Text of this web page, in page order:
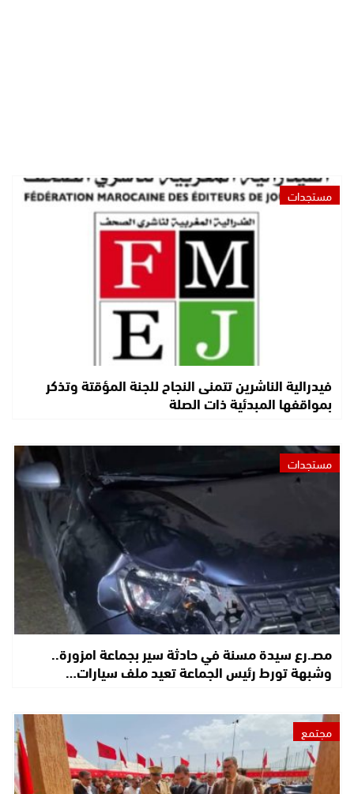
مستجدات
فيدرالية الناشرين تتمنى النجاح للجنة المؤقتة وتذكر
بمواقفها المبدئية ذات الصلة
مستجدات
مصـ.رع سيدة مسنة في حادثة سير بجماعة امزورة..
وشبهة تورط رئيس الجماعة تعيد ملف سيارات…
مجتمع